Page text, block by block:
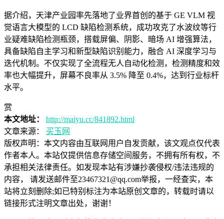
据介绍，天津产业园率先落地了业界首创的基于 GE VLM 视
觉语言大模型的 LCD 缺陷检测系统，成功攻克了水波纹等行
业疑难缺陷检测瓶颈，搭载屏偏、阴影、暗场 AI 增强算法，
具备缺陷自主学习和新型缺陷识别能力，融合 AI 深度学习与
迭代机制。不仅实现了全流程无人自动化检测，检测精度和效
率也大幅提升，屏幕不良率从 3.5% 降至 0.4%，达到行业标杆
水平。
赏
本文地址：
http://maiyu.cc/841892.html
文章来源：
买玉网
版权声明： 本文内容由互联网用户自发贡献，该文观点仅代表
作者本人。本站仅提供信息存储空间服务，不拥有所有权，不
承担相关法律责任。如发现本站有涉嫌抄袭侵权/违法违规的
内容， 请发送邮件至23467321@qq.com举报，一经查实，本
站将立刻删除;如已特别标注为本站原创文章的，转载时请以
链接形式注明文章出处，谢谢！